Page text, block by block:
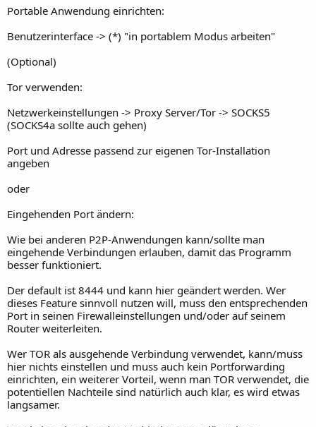
Portable Anwendung einrichten:
Benutzerinterface -> (*) "in portablem Modus arbeiten"
(Optional)
Tor verwenden:
Netzwerkeinstellungen -> Proxy Server/Tor -> SOCKS5
(SOCKS4a sollte auch gehen)
Port und Adresse passend zur eigenen Tor-Installation
angeben
oder
Eingehenden Port ändern:
Wie bei anderen P2P-Anwendungen kann/sollte man
eingehende Verbindungen erlauben, damit das Programm
besser funktioniert.
Der default ist 8444 und kann hier geändert werden. Wer
dieses Feature sinnvoll nutzen will, muss den entsprechenden
Port in seinen Firewalleinstellungen und/oder auf seinem
Router weiterleiten.
Wer TOR als ausgehende Verbindung verwendet, kann/muss
hier nichts einstellen und muss auch kein Portforwarding
einrichten, ein weiterer Vorteil, wenn man TOR verwendet, die
potentiellen Nachteile sind natürlich auch klar, es wird etwas
langsamer.